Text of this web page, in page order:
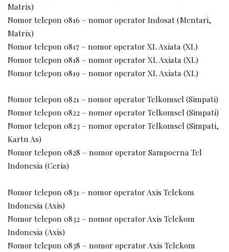
Matrix)
Nomor telepon 0816 – nomor operator Indosat (Mentari,
Matrix)
Nomor telepon 0817 – nomor operator XL Axiata (XL)
Nomor telepon 0818 – nomor operator XL Axiata (XL)
Nomor telepon 0819 – nomor operator XL Axiata (XL)
Nomor telepon 0821 – nomor operator Telkomsel (Simpati)
Nomor telepon 0822 – nomor operator Telkomsel (Simpati)
Nomor telepon 0823 – nomor operator Telkomsel (Simpati,
Kartu As)
Nomor telepon 0828 – nomor operator Sampoerna Tel
Indonesia (Ceria)
Nomor telepon 0831 – nomor operator Axis Telekom
Indonesia (Axis)
Nomor telepon 0832 – nomor operator Axis Telekom
Indonesia (Axis)
Nomor telepon 0838 – nomor operator Axis Telekom